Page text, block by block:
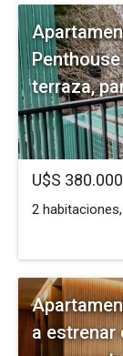
terraza,
U$S 380.000
2
a estrenar